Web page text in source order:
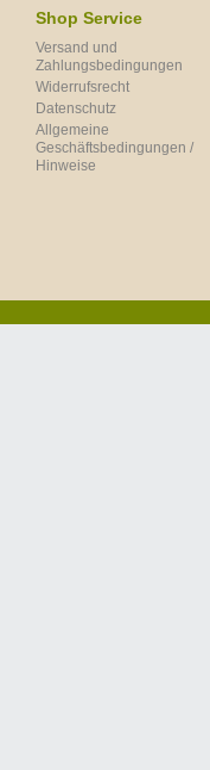
Shop Service
Versand und
Zahlungsbedingungen
Widerrufsrecht
Datenschutz
Allgemeine
Geschäftsbedingungen /
Hinweise